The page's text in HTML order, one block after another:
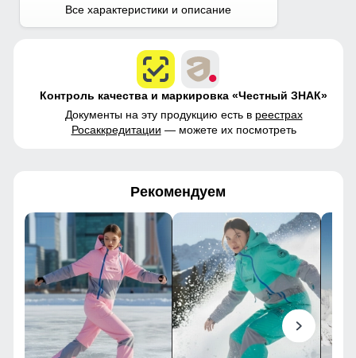
Плащевка, Тефлон,
Экологичные материалы
Все характеристики и описание
Контроль качества и маркировка «Честный ЗНАК»
Документы на эту продукцию есть в реестрах
Росаккредитации — можете их посмотреть
Рекомендуем